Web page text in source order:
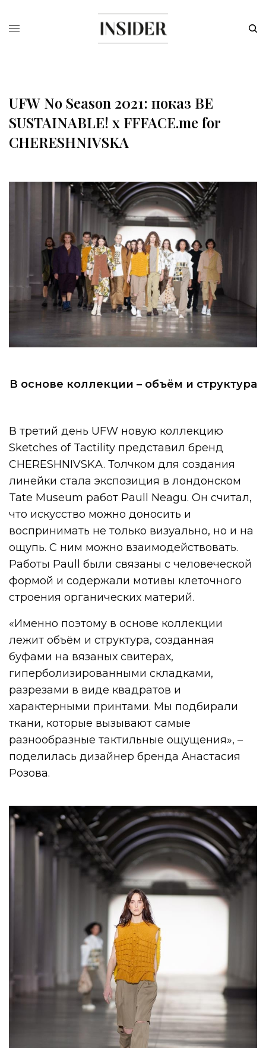
UFW No Season 2021: показ BE
SUSTAINABLE! x FFFACE.me for
CHERESHNIVSKA
В основе коллекции – объём и структура
В третий день UFW новую коллекцию
Sketches of Tactility представил бренд
CHERESHNIVSKA. Толчком для создания
линейки стала экспозиция в лондонском
Tate Museum работ Paull Neagu. Он считал,
что искусство можно доносить и
воспринимать не только визуально, но и на
ощупь. С ним можно взаимодействовать.
Работы Paull были связаны с человеческой
формой и содержали мотивы клеточного
строения органических материй.
«Именно поэтому в основе коллекции
лежит объём и структура, созданная
буфами на вязаных свитерах,
гиперболизированными складками,
разрезами в виде квадратов и
характерными принтами. Мы подбирали
ткани, которые вызывают самые
разнообразные тактильные ощущения», –
поделилась дизайнер бренда Анастасия
Розова.